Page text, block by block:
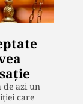
de azi un
care